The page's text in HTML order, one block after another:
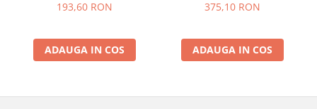
Fragile
193,60 RON
ADAUGA IN COS
Strapping Paletizare
375,10 RON
ADAUGA IN COS